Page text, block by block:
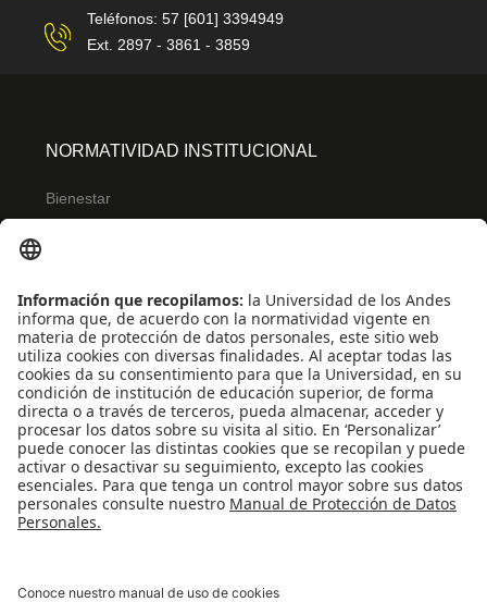
Teléfonos: 57 [601] 3394949
Ext. 2897 - 3861 - 3859
NORMATIVIDAD INSTITUCIONAL
Bienestar
Ley de transparencia
ENLACES RÁPIDOS
Centro de español
Conecta-TE
Convivencia y transparencia